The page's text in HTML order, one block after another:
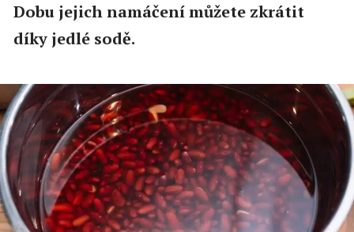
Dobu jejich namáčení můžete zkrátit
díky jedlé sodě.